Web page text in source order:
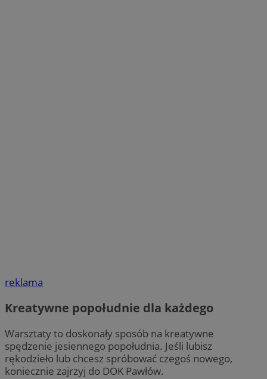
reklama
Kreatywne popołudnie dla każdego
Warsztaty to doskonały sposób na kreatywne
spędzenie jesiennego popołudnia. Jeśli lubisz
rękodzieło lub chcesz spróbować czegoś nowego,
koniecznie zajrzyj do DOK Pawłów.